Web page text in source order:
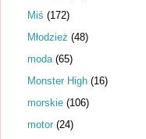
Miś (172)
Młodzież (48)
moda (65)
Monster High (16)
morskie (106)
motor (24)